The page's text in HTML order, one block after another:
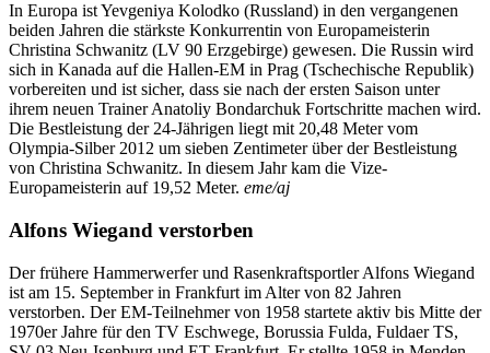
In Europa ist Yevgeniya Kolodko (Russland) in den vergangenen
beiden Jahren die stärkste Konkurrentin von Europameisterin
Christina Schwanitz (LV 90 Erzgebirge) gewesen. Die Russin wird
sich in Kanada auf die Hallen-EM in Prag (Tschechische Republik)
vorbereiten und ist sicher, dass sie nach der ersten Saison unter
ihrem neuen Trainer Anatoliy Bondarchuk Fortschritte machen wird.
Die Bestleistung der 24-Jährigen liegt mit 20,48 Meter vom
Olympia-Silber 2012 um sieben Zentimeter über der Bestleistung
von Christina Schwanitz. In diesem Jahr kam die Vize-
Europameisterin auf 19,52 Meter. eme/aj
Alfons Wiegand verstorben
Der frühere Hammerwerfer und Rasenkraftsportler Alfons Wiegand
ist am 15. September in Frankfurt im Alter von 82 Jahren
verstorben. Der EM-Teilnehmer von 1958 startete aktiv bis Mitte der
1970er Jahre für den TV Eschwege, Borussia Fulda, Fuldaer TS,